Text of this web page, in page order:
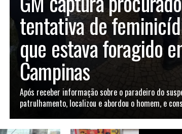
tentativa de
que estava foragido
Campinas
Após receber informação sobre o paradeiro do
patrulhamento, localizou e abordou o homem, e